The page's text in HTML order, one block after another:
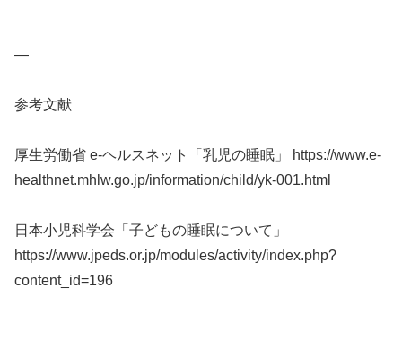
—
参考文献
厚生労働省 e-ヘルスネット「乳児の睡眠」 https://www.e-
healthnet.mhlw.go.jp/information/child/yk-001.html
日本小児科学会「子どもの睡眠について」
https://www.jpeds.or.jp/modules/activity/index.php?
content_id=196